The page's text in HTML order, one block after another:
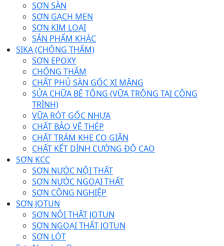
SƠN SÀN
SƠN GẠCH MEN
SƠN KIM LOẠI
SẢN PHẨM KHÁC
SIKA (CHỐNG THẤM)
SƠN EPOXY
CHỐNG THẤM
CHẤT PHỦ SÀN GỐC XI MĂNG
SỬA CHỮA BÊ TÔNG (VỮA TRỘNG TẠI CÔNG
TRÌNH)
VỮA RÓT GỐC NHỰA
CHẤT BẢO VỆ THÉP
CHẤT TRÁM KHE CO GIÃN
CHẤT KẾT DÍNH CƯỜNG ĐỘ CAO
SƠN KCC
SƠN NƯỚC NỘI THẤT
SƠN NƯỚC NGOẠI THẤT
SƠN CÔNG NGHIỆP
SƠN JOTUN
SƠN NỘI THẤT JOTUN
SƠN NGOẠI THẤT JOTUN
SƠN LÓT